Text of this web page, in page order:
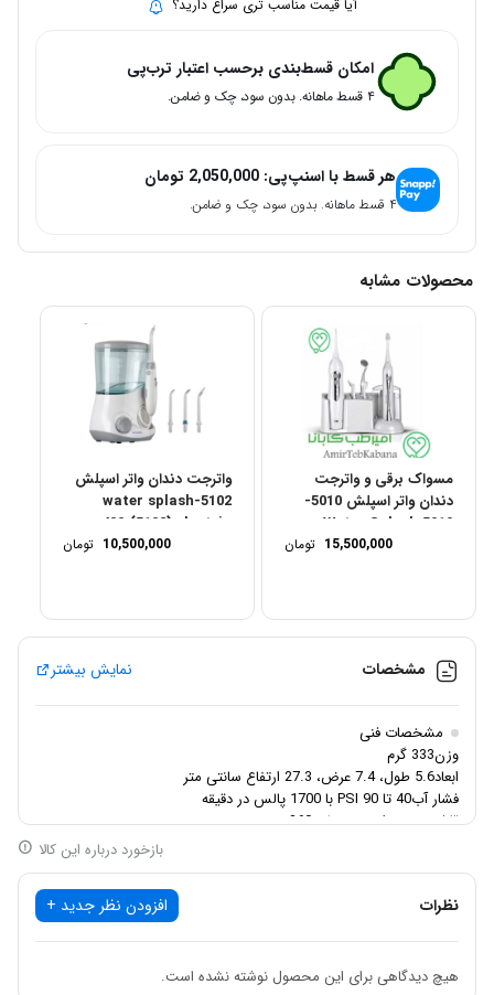
آیا قیمت مناسب تری سراغ دارید؟
امکان قسط‌بندی برحسب اعتبار ترب‌پی
۴ قسط ماهانه. بدون سود، چک و ضامن.
هر قسط با اسنپ‌پی: 2,050,000 تومان
۴ قسط ماهانه. بدون سود، چک و ضامن.
محصولات مشابه
مسواک برقی و واترجت
دندان واتر اسپلش 5010-
Water Splash 5010
Water Jet...
15,500,000 تومان
واترجت دندان واتر اسپلش
5102-water splash
ws400 (5102) electric
toothbrush
10,500,000 تومان
مشخصات نمایش بیشتر
مشخصات فنی
وزن333 گرم
ابعاد5.6 طول، 7.4 عرض، 27.3 ارتفاع سانتی متر
فشار آب40 تا 90 PSI ‌با 1700 پالس در دقیقه
قابلیت سریداری چرخش 360 درجه
سایر ویژگی هاقابلیت شارژ شدن مجدد و دارای باتری NI-MH، دارای
تایمر حرفه ای، حالت پرتاب: نرمال، نرم، پالسی
بازخورد درباره این کالا
نظرات افزودن نظر جدید +
هیچ دیدگاهی برای این محصول نوشته نشده است.